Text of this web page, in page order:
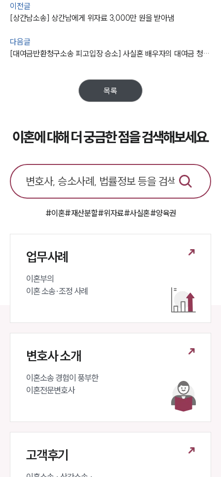
이혼소송·상담후기
이혼 양육비계산기
상간자위자료계산기
구성원 소개
소식/자료
언론보도
공지사항
법률서식
대륜법률상담예약
이전글
[상간남소송] 상간남에게 위자료 3,000만 원을 받아냄
다음글
[대여금반환청구소송 피고입장 승소] 사실혼 배우자의 대여금 청구 전체 기각
목록
이혼에 대해 더 궁금한 점을 검색해보세요.
#이혼#재산분할#위자료#사실혼#양육권
업무사례
이혼부의
이혼 소송·조정 사례
변호사 소개
이혼소송 경험이 풍부한
이혼전문변호사
고객후기